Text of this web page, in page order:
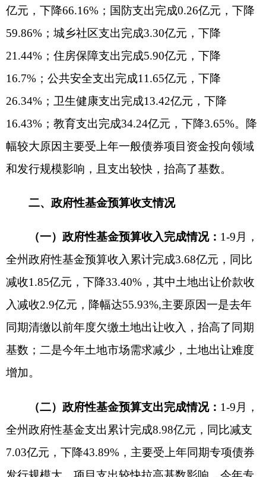
1-9月，全州国有资本经营预算收入累计完成
333万元，同比增收214万元，增长179.83%；全州
国有资本经营预算支出累计完成991万元，同比增
支943万元。
四、地方政府债券发行和支出情况
2024年1-9月，全州共发行地方政府新增债券资
金11.20亿元，其中：一般债券7亿元，专项债券4.2
亿元，涉及30个项目，主要用于支持新疆天山职业
舍建设、公共租赁住房建设、乡村道路和用水安全
域和薄弱环节，充分发挥政府债券稳投资、促增
长、补短板的积极作用，推动积极财政政策更加精
准和可持续。财政部门协同主管部门督促项目及时
开工建设，推动尽快形成实物工作量，充分发挥地
方政府债券对经济的拉动作用，有力支持全州经济
支出完成6.27亿元，支出率55.99%，其中：一般债
券支出4.62亿元，支出率65.99%，专项债券支出
五、财政收支的主要特点
（一）财政收入稳速增长，县域收入贡献突
出。各级财政部门紧盯收入预期目标，压实责任，